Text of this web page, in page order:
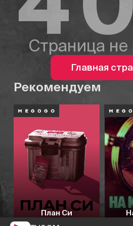
Страница не
Главная
Рекомендуем
План Си